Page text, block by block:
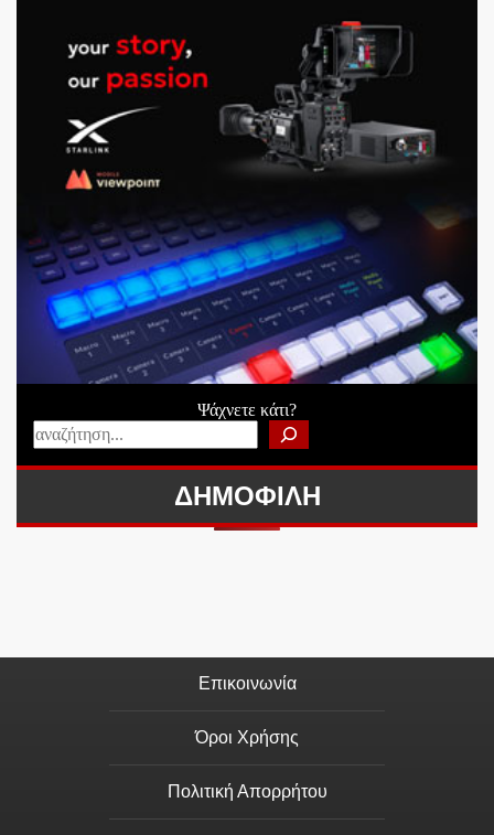
Ψάχνετε κάτι?
ΔΗΜΟΦΙΛΗ
Επικοινωνία
Όροι Χρήσης
Πολιτική Απορρήτου